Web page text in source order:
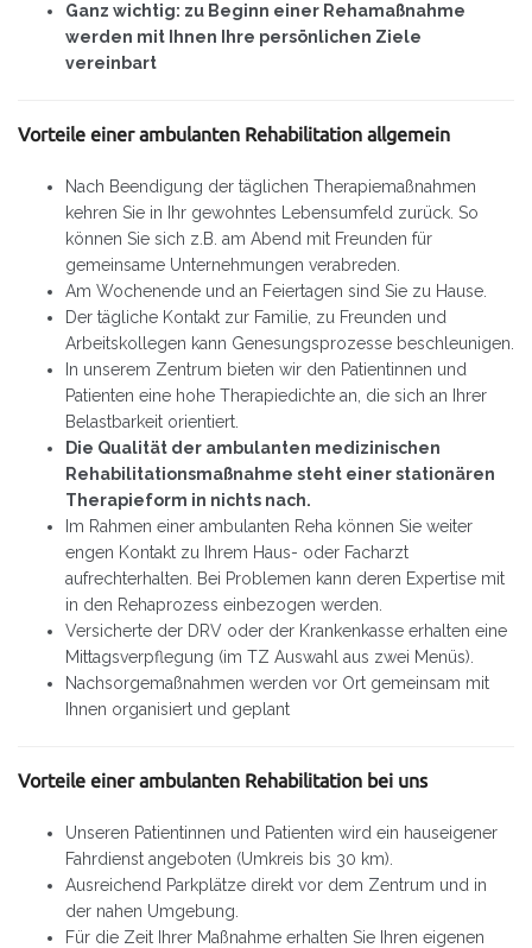
Ganz wichtig: zu Beginn einer Rehamaßnahme
werden mit Ihnen Ihre persönlichen Ziele
vereinbart
Vorteile einer ambulanten Rehabilitation allgemein
Nach Beendigung der täglichen Therapiemaßnahmen
kehren Sie in Ihr gewohntes Lebensumfeld zurück. So
können Sie sich z.B. am Abend mit Freunden für
gemeinsame Unternehmungen verabreden.
Am Wochenende und an Feiertagen sind Sie zu Hause.
Der tägliche Kontakt zur Familie, zu Freunden und
Arbeitskollegen kann Genesungsprozesse beschleunigen.
In unserem Zentrum bieten wir den Patientinnen und
Patienten eine hohe Therapiedichte an, die sich an Ihrer
Belastbarkeit orientiert.
Die Qualität der ambulanten medizinischen
Rehabilitationsmaßnahme steht einer stationären
Therapieform in nichts nach.
Im Rahmen einer ambulanten Reha können Sie weiter
engen Kontakt zu Ihrem Haus- oder Facharzt
aufrechterhalten. Bei Problemen kann deren Expertise mit
in den Rehaprozess einbezogen werden.
Versicherte der DRV oder der Krankenkasse erhalten eine
Mittagsverpflegung (im TZ Auswahl aus zwei Menüs).
Nachsorgemaßnahmen werden vor Ort gemeinsam mit
Ihnen organisiert und geplant
Vorteile einer ambulanten Rehabilitation bei uns
Unseren Patientinnen und Patienten wird ein hauseigener
Fahrdienst angeboten (Umkreis bis 30 km).
Ausreichend Parkplätze direkt vor dem Zentrum und in
der nahen Umgebung.
Für die Zeit Ihrer Maßnahme erhalten Sie Ihren eigenen